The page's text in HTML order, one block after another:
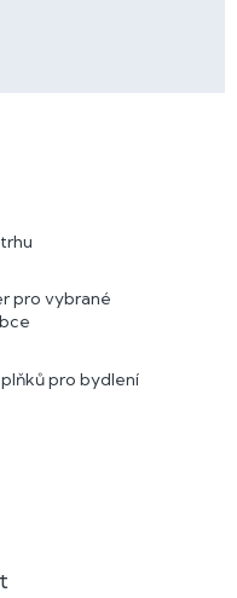
pro vybrané
pro bydlení